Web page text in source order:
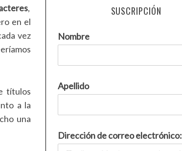
,
en el
vez
títulos
a la
una
SUSCRIPCIÓN
Nombre
Apellido
Dirección de correo electrónico: